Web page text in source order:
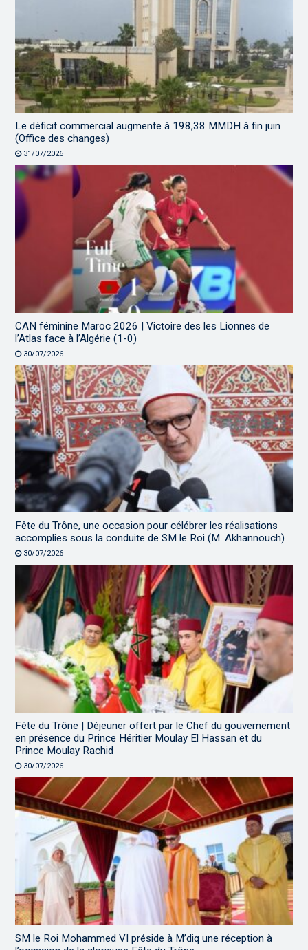
Le déficit commercial augmente à 198,38 MMDH à fin juin
(Office des changes)
31/07/2026
CAN féminine Maroc 2026 | Victoire des les Lionnes de
l’Atlas face à l’Algérie (1-0)
30/07/2026
Fête du Trône, une occasion pour célébrer les réalisations
accomplies sous la conduite de SM le Roi (M. Akhannouch)
30/07/2026
Fête du Trône | Déjeuner offert par le Chef du gouvernement
en présence du Prince Héritier Moulay El Hassan et du
Prince Moulay Rachid
30/07/2026
SM le Roi Mohammed VI préside à M’diq une réception à